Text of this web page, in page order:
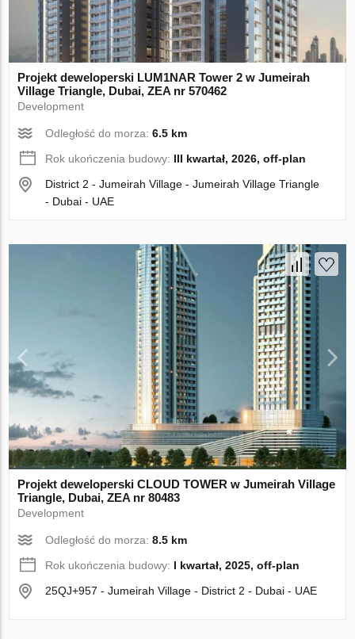
Projekt deweloperski LUM1NAR Tower 2 w Jumeirah
Village Triangle, Dubai, ZEA nr 570462
Development
Odległość do morza:6.5 km
Rok ukończenia budowy: III kwartał, 2026, off-plan
District 2 - Jumeirah Village - Jumeirah Village Triangle
- Dubai - UAE
Projekt deweloperski CLOUD TOWER w Jumeirah Village
Triangle, Dubai, ZEA nr 80483
Development
Odległość do morza:8.5 km
Rok ukończenia budowy: I kwartał, 2025, off-plan
25QJ+957 - Jumeirah Village - District 2 - Dubai - UAE